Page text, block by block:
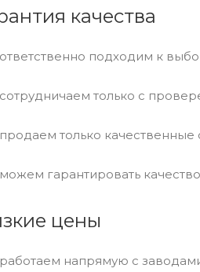
качества
подходим к
только с
только
гарантировать
цены
напрямую с